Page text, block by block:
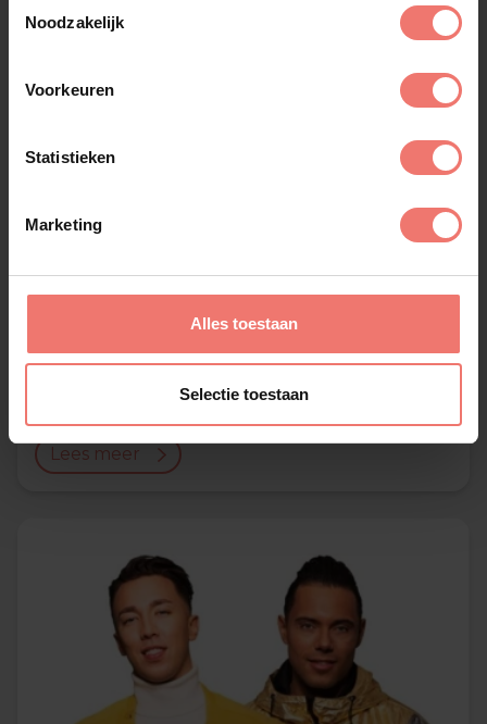
Noodzakelijk
Voorkeuren
Statistieken
Marketing
Alles toestaan
Selectie toestaan
Lees meer